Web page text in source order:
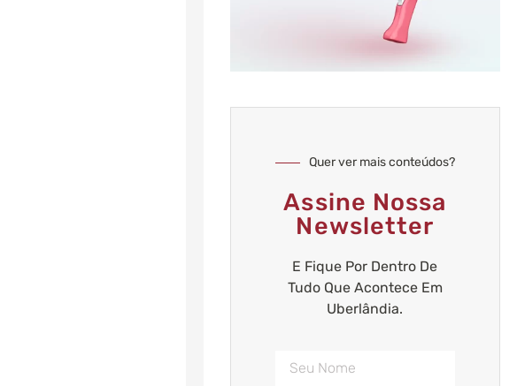
Quer ver mais conteúdos?
Assine Nossa
Newsletter
E Fique Por Dentro De
Tudo Que Acontece Em
Uberlândia.